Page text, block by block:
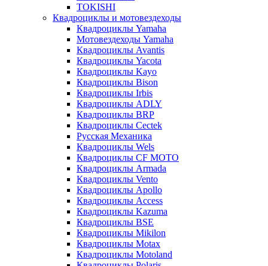
TOKISHI
Квадроциклы и мотовездеходы
Квадроциклы Yamaha
Мотовездеходы Yamaha
Квадроциклы Avantis
Квадроциклы Yacota
Квадроциклы Kayo
Квадроциклы Bison
Квадроциклы Irbis
Квадроциклы ADLY
Квадроциклы BRP
Квадроциклы Cectek
Русская Механика
Квадроциклы Wels
Квадроциклы CF MOTO
Квадроциклы Armada
Квадроциклы Vento
Квадроциклы Apollo
Квадроциклы Access
Квадроциклы Kazuma
Квадроциклы BSE
Квадроциклы Mikilon
Квадроциклы Motax
Квадроциклы Motoland